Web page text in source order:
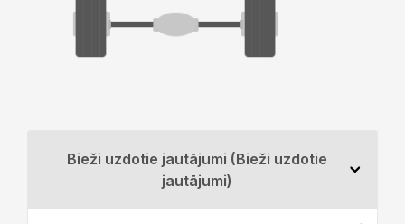
Bieži uzdotie jautājumi (Bieži uzdotie
jautājumi)